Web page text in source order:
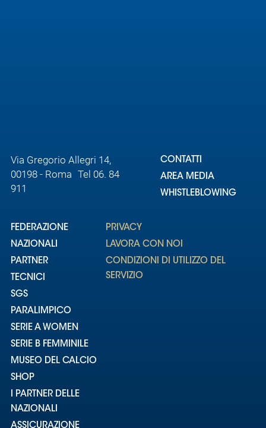
Via Gregorio Allegri 14,
00198 - Roma Tel 06. 84
911
CONTATTI
AREA MEDIA
WHISTLEBLOWING
FEDERAZIONE
NAZIONALI
PARTNER
TECNICI
SGS
PARALIMPICO
SERIE A WOMEN
SERIE B FEMMINILE
MUSEO DEL CALCIO
SHOP
I PARTNER DELLE
NAZIONALI
ASSICURAZIONE
PRIVACY
LAVORA CON NOI
CONDIZIONI DI UTILIZZO DEL
SERVIZIO